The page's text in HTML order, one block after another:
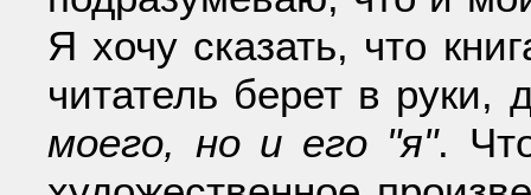
Я хочу сказать, что
читатель берет в руки,
моего, но и его "я".